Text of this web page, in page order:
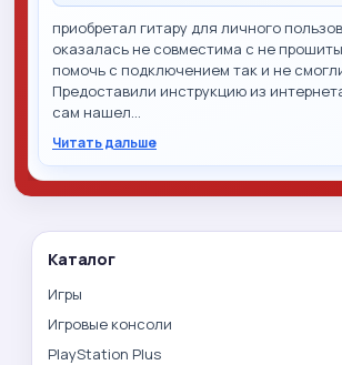
приобретал гитару для личного
оказалась не совместима с не
помочь с подключением так и не
Предоставили инструкцию из
сам нашел…
Читать дальше
Каталог
Игры
Игровые консоли
PlayStation Plus